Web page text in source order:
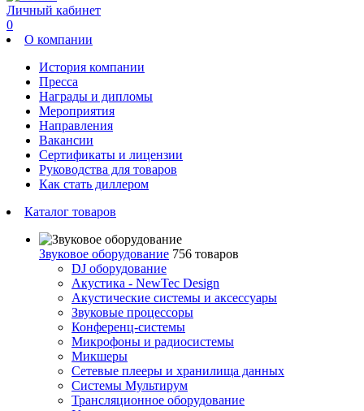
Личный кабинет
0
О компании
История компании
Пресса
Награды и дипломы
Мероприятия
Направления
Вакансии
Сертификаты и лицензии
Руководства для товаров
Как стать диллером
Каталог товаров
Звуковое оборудование 756 товаров
DJ оборудование
Акустика - NewTec Design
Акустические системы и аксессуары
Звуковые процессоры
Конференц-системы
Микрофоны и радиосистемы
Микшеры
Сетевые плееры и хранилища данных
Системы Мультирум
Трансляционное оборудование